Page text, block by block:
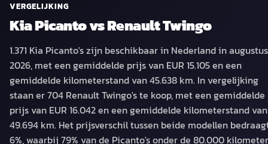
VERGELIJKING
Kia PicantovsRenault Twingo
1.371 Kia Picanto's zijn beschikbaar in Nederland in augustus
2026, met een gemiddelde prijs van EUR 15.105 en een
gemiddelde kilometerstand van 45.638 km. In vergelijking
staan er 704 Renault Twingo's te koop, met een gemiddelde
prijs van EUR 16.042 en een gemiddelde kilometerstand van
49.694 km. Het prijsverschil tussen beide modellen
6%, waarbij 79% van de Picanto's onder de 80.000 kilometer